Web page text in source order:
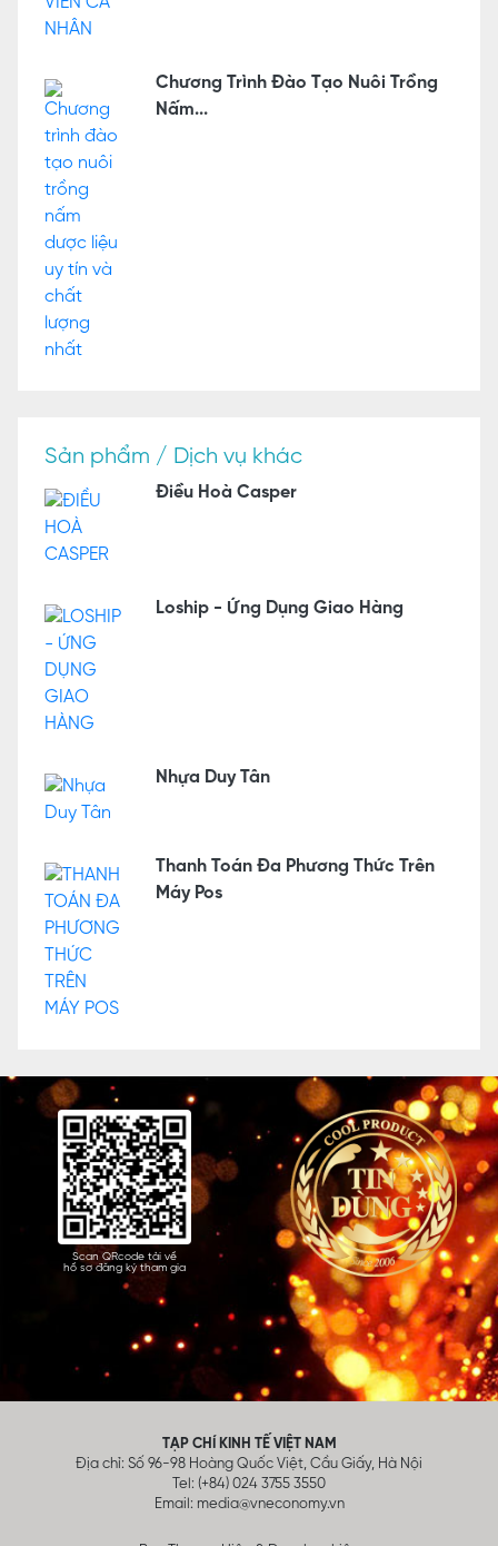
Chương Trình Đào Tạo Nuôi Trồng
Nấm...
Sản phẩm / Dịch vụ khác
Điều Hoà Casper
Loship - Ứng Dụng Giao Hàng
Nhựa Duy Tân
Thanh Toán Đa Phương Thức Trên
Máy Pos
Scan QRcode tải về
hồ sơ đăng ký tham gia
TẠP CHÍ KINH TẾ VIỆT NAM
Địa chỉ: Số 96-98 Hoàng Quốc Việt, Cầu Giấy, Hà Nội
Tel: (+84) 024 3755 3550
Email: media@vneconomy.vn